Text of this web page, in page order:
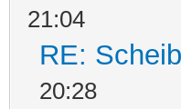
21:04
RE:
20:28